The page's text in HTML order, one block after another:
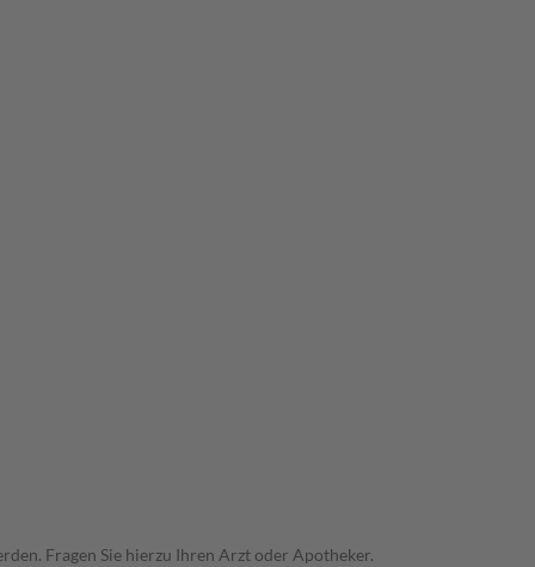
Fragen Sie hierzu Ihren Arzt oder Apotheker.